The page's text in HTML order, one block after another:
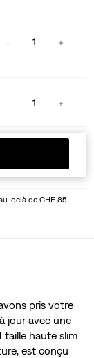
1
1
delà de CHF 85
pris votre
jour avec une
taille haute slim
est conçu